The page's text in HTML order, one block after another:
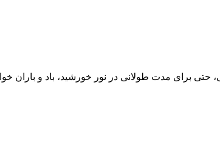
برای مدت طولانی در نور خورشید، باد و باران